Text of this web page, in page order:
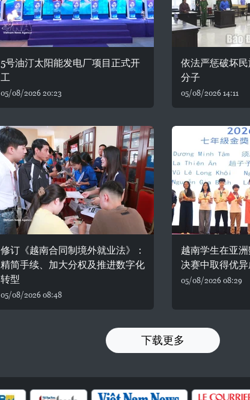
5号油汀太阳能发电厂项目正式开
工
05/08/2026 20:23
依法严惩破坏
分子
05/08/2026 14:11
修订《越南合同制境外就业法》：
精简手续、加大分权及推进数字化
转型
05/08/2026 08:48
越南学生在亚
决赛中取得优
05/08/2026 08:29
下载更多